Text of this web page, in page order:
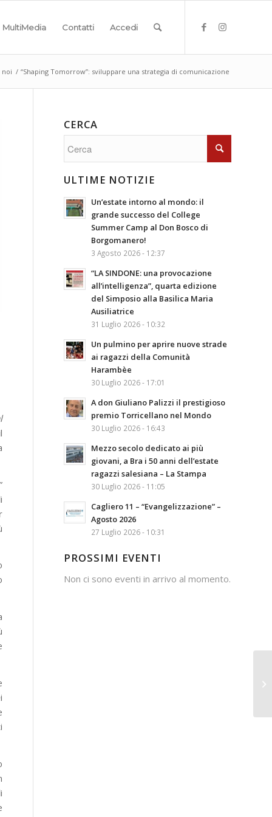
MultiMedia Contatti Accedi
noi / “Shaping Tomorrow”: sviluppare una strategia di comunicazione
CERCA
ULTIME NOTIZIE
Un’estate intorno al mondo: il
grande successo del College
Summer Camp al Don Bosco di
Borgomanero!
3 Agosto 2026 - 12:37
“LA SINDONE: una provocazione
all’intelligenza”, quarta edizione
del Simposio alla Basilica Maria
Ausiliatrice
31 Luglio 2026 - 10:32
Un pulmino per aprire nuove strade
ai ragazzi della Comunità
Harambèe
30 Luglio 2026 - 17:01
A don Giuliano Palizzi il prestigioso
premio Torricellano nel Mondo
30 Luglio 2026 - 16:43
Mezzo secolo dedicato ai più
giovani, a Bra i 50 anni dell’estate
ragazzi salesiana – La Stampa
30 Luglio 2026 - 11:05
Cagliero 11 – “Evangelizzazione” –
Agosto 2026
27 Luglio 2026 - 10:31
PROSSIMI EVENTI
Non ci sono eventi in arrivo al momento.